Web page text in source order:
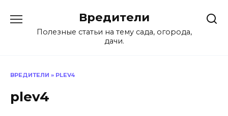
содержанию
Вредители
Полезные статьи на тему сада, огорода,
дачи.
ВРЕДИТЕЛИ » PLEV4
plev4